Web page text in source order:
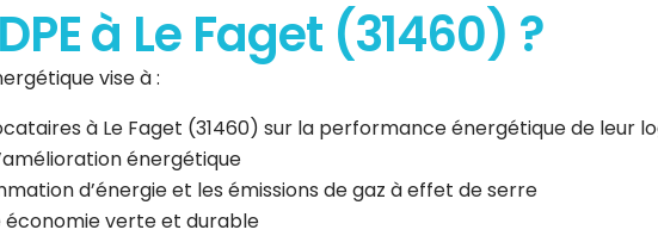
à Le Faget (31460) ?
vise à :
à Le Faget (31460) sur la performance énergétique de leur
énergétique
d’énergie et les émissions de gaz à effet de serre
économie verte et durable